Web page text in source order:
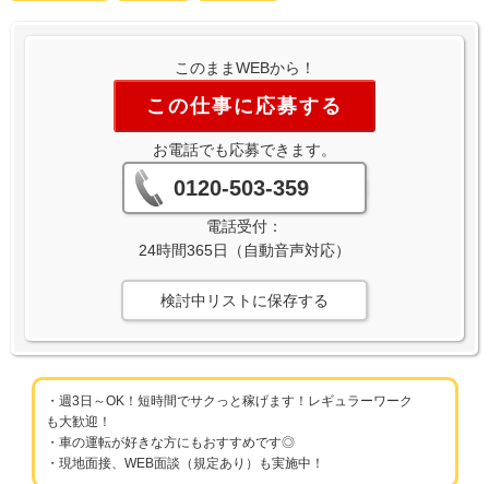
このままWEBから！
この仕事に応募する
お電話でも応募できます。
0120-503-359
電話受付：
24時間365日（自動音声対応）
検討中リストに保存する
・週3日～OK！短時間でサクっと稼げます！レギュラーワーク
も大歓迎！
・車の運転が好きな方にもおすすめです◎
・現地面接、WEB面談（規定あり）も実施中！